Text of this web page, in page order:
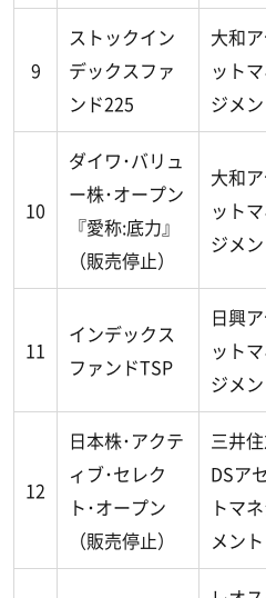
9
ストックイン
デックスファ
ンド225
大和
ット
ジメ
10
ダイワ･バリュ
ー株･オープン
『愛称:底力』
（販売停止）
大和
ット
ジメ
11
インデックス
ファンドTSP
日興
ット
ジメ
12
日本株･アクテ
ィブ･セレク
ト･オープン
（販売停止）
三井
DSア
トマ
メント